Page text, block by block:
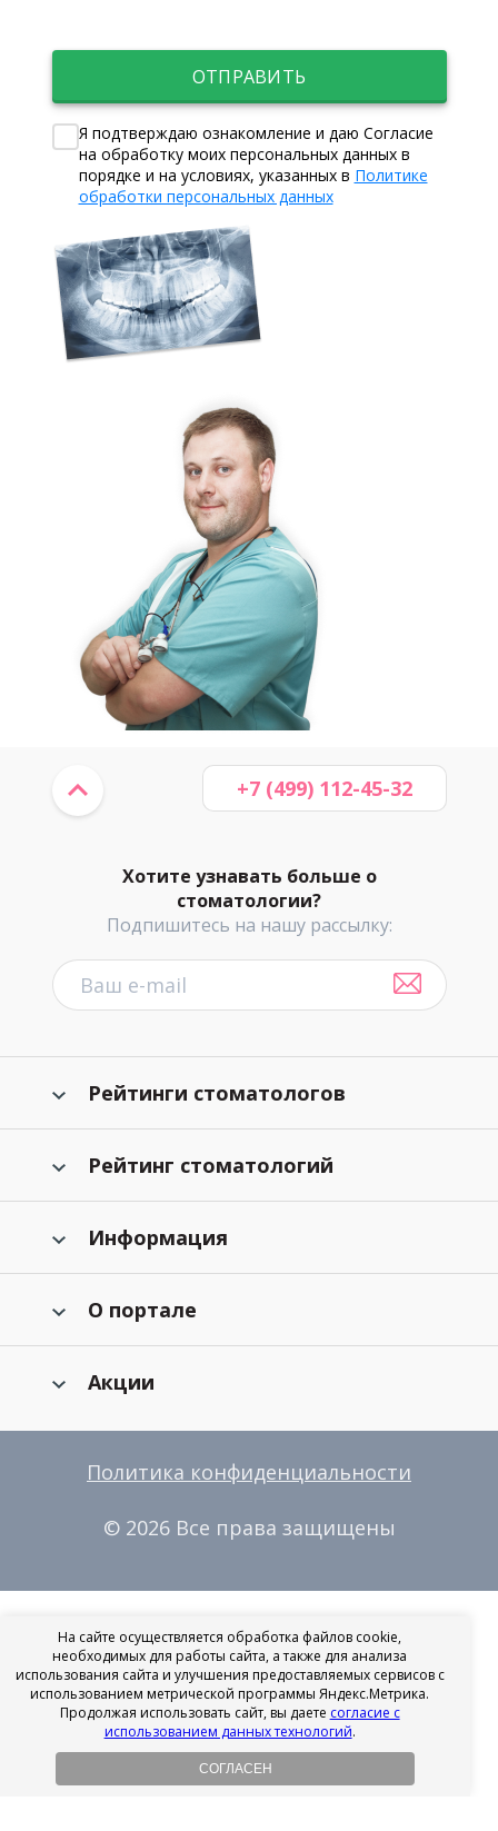
ОТПРАВИТЬ
Я подтверждаю ознакомление и даю Согласие
на обработку моих персональных данных в
порядке и на условиях, указанных в Политике
обработки персональных данных
Хотите узнавать больше о
стоматологии?
Подпишитесь на нашу рассылку:
+7 (499) 112-45-32
Рейтинги стоматологов
Рейтинг стоматологий
Информация
О портале
Акции
Политика конфиденциальности
© 2026 Все права защищены
На сайте осуществляется обработка файлов cookie,
необходимых для работы сайта, а также для анализа
использования сайта и улучшения предоставляемых сервисов с
использованием метрической программы Яндекс.Метрика.
Продолжая использовать сайт, вы даете согласие с
использованием данных технологий.
СОГЛАСЕН